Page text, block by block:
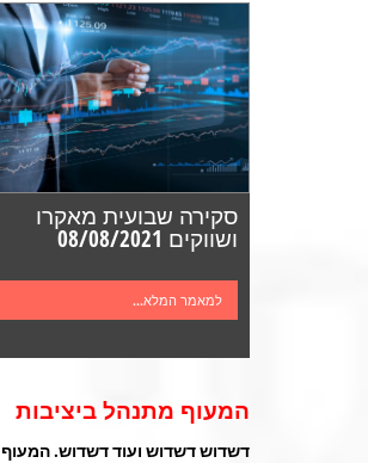
סקירה שבועית מאקרו
ושווקים 08/08/2021
למאמר המלא...
המעוף מתנהל ביציבות
דשדוש דשדוש ועוד דשדוש. המעוף